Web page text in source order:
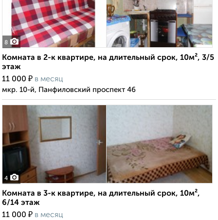
8
Комната в 2-к квартире, на длительный срок, 10м², 3/5
этаж
11 000 ₽ в месяц
мкр. 10-й, Панфиловский проспект 46
4
Комната в 3-к квартире, на длительный срок, 10м²,
6/14 этаж
11 000 ₽ в месяц